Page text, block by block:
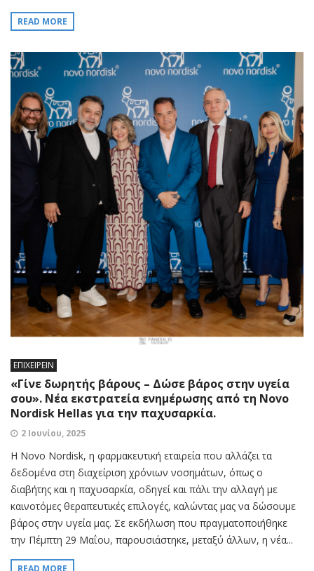
READ MORE
ΕΠΙΧΕΙΡΕΙΝ
«Γίνε δωρητής βάρους – Δώσε βάρος στην υγεία
σου». Νέα εκστρατεία ενημέρωσης από τη Novo
Nordisk Hellas για την παχυσαρκία.
2 Ιουνίου, 2025
Η Novo Nordisk, η φαρμακευτική εταιρεία που αλλάζει τα
δεδομένα στη διαχείριση χρόνιων νοσημάτων, όπως ο
διαβήτης και η παχυσαρκία, οδηγεί και πάλι την αλλαγή με
καινοτόμες θεραπευτικές επιλογές, καλώντας μας να δώσουμε
βάρος στην υγεία μας. Σε εκδήλωση που πραγματοποιήθηκε
την Πέμπτη 29 Μαΐου, παρουσιάστηκε, μεταξύ άλλων, η νέα...
READ MORE